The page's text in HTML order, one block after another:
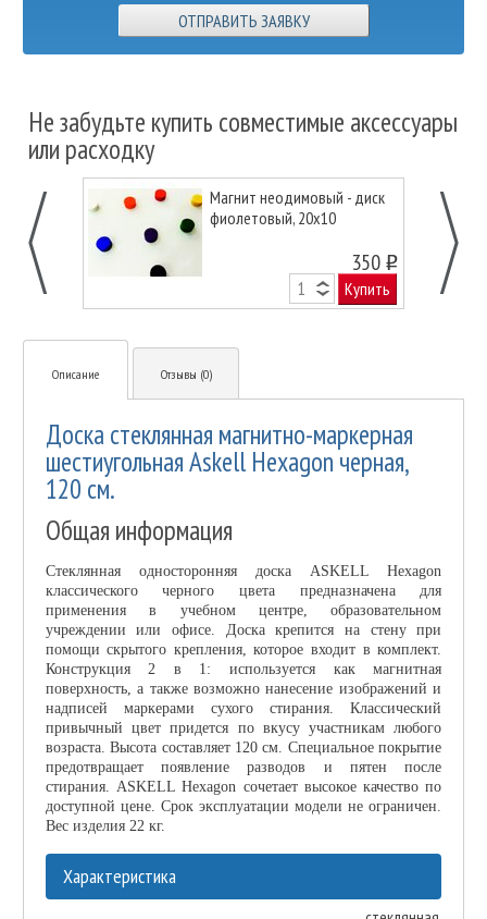
ОТПРАВИТЬ ЗАЯВКУ
Не забудьте купить совместимые аксессуары
или расходку
Магнит неодимовый - диск
фиолетовый, 20х10
350 o
Купить
Описание Отзывы (0)
Доска стеклянная магнитно-маркерная
шестиугольная Askell Hexagon черная,
120 см.
Общая информация
Стеклянная односторонняя доска ASKELL Hexagon
классического черного цвета предназначена для
применения в учебном центре, образовательном
учреждении или офисе. Доска крепится на стену при
помощи скрытого крепления, которое входит в комплект.
Конструкция 2 в 1: используется как магнитная
поверхность, а также возможно нанесение изображений и
надписей маркерами сухого стирания. Классический
привычный цвет придется по вкусу участникам любого
возраста. Высота составляет 120 см. Специальное покрытие
предотвращает появление разводов и пятен после
стирания. ASKELL Hexagon сочетает высокое качество по
доступной цене. Срок эксплуатации модели не ограничен.
Вес изделия 22 кг.
Характеристика